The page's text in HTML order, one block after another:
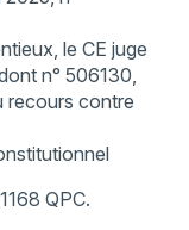
le CE juge
n° 506130,
recours contre
QPC.